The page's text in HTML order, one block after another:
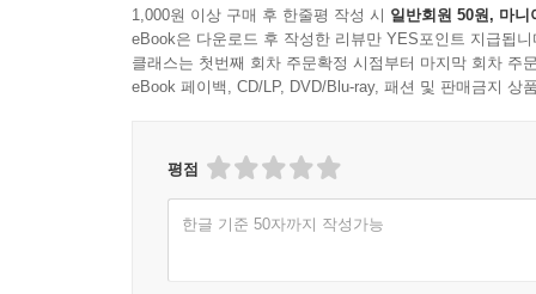
1,000원 이상 구매 후 한줄평 작성 시 일반회원 50원, 마니
eBook은 다운로드 후 작성한 리뷰만 YES포인트 지급됩니
클래스는 첫번째 회차 주문확정 시점부터 마지막 회차 주
eBook 페이백, CD/LP, DVD/Blu-ray, 패션 및 판매금지 상
평점
한글 기준 50자까지 작성가능